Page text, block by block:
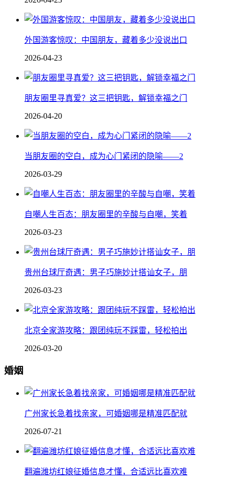
外国游客惊叹：中国朋友，藏着多少没说出口
2026-04-23
朋友圈里寻真爱？这三把钥匙，解锁幸福之门
2026-04-20
当朋友圈的空白，成为心门紧闭的隐喻——2
2026-03-29
自嘲人生百态：朋友圈里的辛酸与自嘲，笑着
2026-03-23
贵州台球厅奇遇：男子巧施妙计搭讪女子，朋
2026-03-23
北京全家游攻略：跟团纯玩不踩雷，轻松拍出
2026-03-20
婚姻
广州家长急着找亲家，可婚姻哪是精准匹配就
2026-07-21
翻遍潍坊红娘征婚信息才懂，合适远比喜欢难